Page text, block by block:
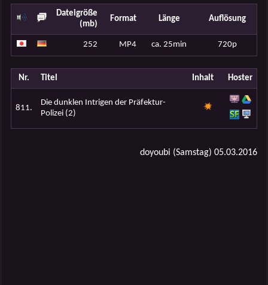
Dateigröße
(mb)
Format Länge Auflösung
252 MP4 ca. 25min 720p
Nr. Titel Inhalt Hoster
811.
Die dunklen Intrigen der Präfektur-
Polizei (2)
doyoubi (Samstag) 05.03.2016